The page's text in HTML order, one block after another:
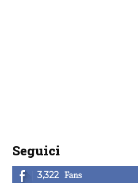
Seguici
3,322 Fans